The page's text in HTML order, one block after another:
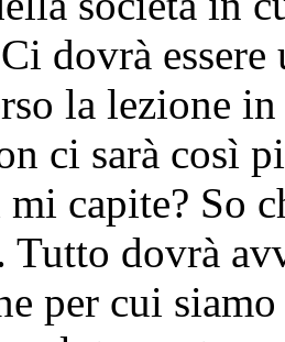
dovrà
la lezione
ci sarà così
capite? So
Tutto dovrà
per cui